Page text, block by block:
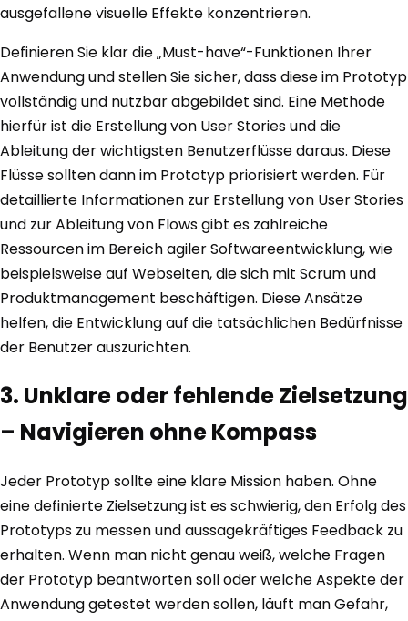
ausgefallene visuelle Effekte konzentrieren.
Definieren Sie klar die „Must-have“-Funktionen Ihrer
Anwendung und stellen Sie sicher, dass diese im Prototyp
vollständig und nutzbar abgebildet sind. Eine Methode
hierfür ist die Erstellung von User Stories und die
Ableitung der wichtigsten Benutzerflüsse daraus. Diese
Flüsse sollten dann im Prototyp priorisiert werden. Für
detaillierte Informationen zur Erstellung von User Stories
und zur Ableitung von Flows gibt es zahlreiche
Ressourcen im Bereich agiler Softwareentwicklung, wie
beispielsweise auf Webseiten, die sich mit Scrum und
Produktmanagement beschäftigen. Diese Ansätze
helfen, die Entwicklung auf die tatsächlichen Bedürfnisse
der Benutzer auszurichten.
3. Unklare oder fehlende Zielsetzung
– Navigieren ohne Kompass
Jeder Prototyp sollte eine klare Mission haben. Ohne
eine definierte Zielsetzung ist es schwierig, den Erfolg des
Prototyps zu messen und aussagekräftiges Feedback zu
erhalten. Wenn man nicht genau weiß, welche Fragen
der Prototyp beantworten soll oder welche Aspekte der
Anwendung getestet werden sollen, läuft man Gefahr,